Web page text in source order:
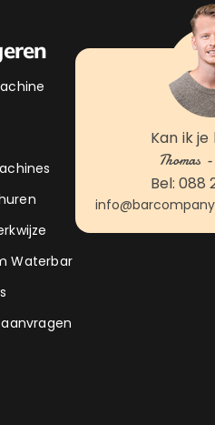
Waterbar
Kan ik
Thomas
Bel: 088